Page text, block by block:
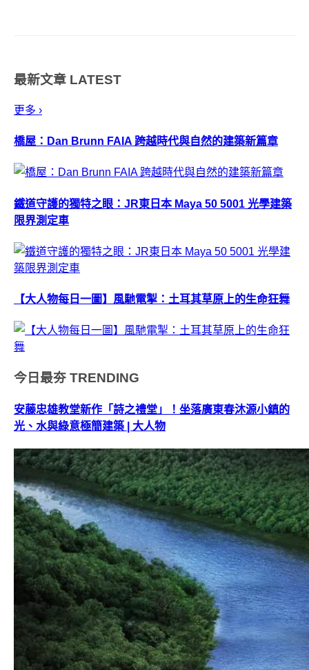
最新文章 LATEST
更多 ›
橋屋：Dan Brunn FAIA 跨越時代與自然的建築新篇章
鐵道守護的獨特之眼：JR東日本 Maya 50 5001 光學建築
限界測定車
【大人物每日一圖】風馳電掣：土耳其草原上的生命狂舞
今日最夯 TRENDING
安藤忠雄教堂新作「詩之禮堂」！坐落廣東春沐源小鎮的
光、水與綠意極簡建築 | 大人物